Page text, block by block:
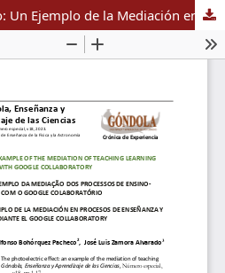
El Efecto Fotoeléctrico: Un Ejemplo de la Mediación en Procesos de Enseñanza y Aprendizaje Mediante el Google Collaboratory